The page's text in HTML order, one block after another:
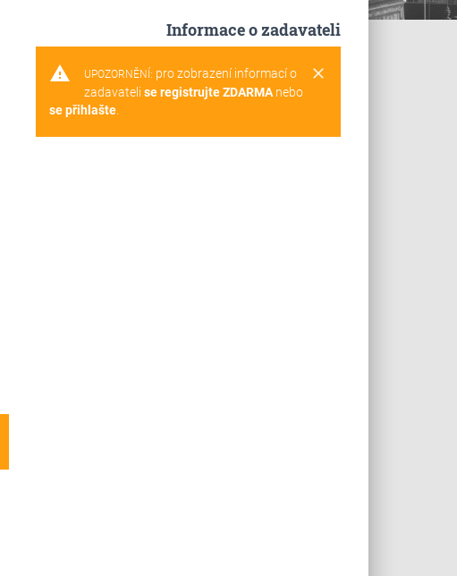
Informace o zadavateli
warning clear
UPOZORNĚNÍ: pro zobrazení informací o
zadavateli se registrujte ZDARMAnebo
se přihlašte.